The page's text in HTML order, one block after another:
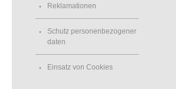
Reklamationen
Schutz personenbezogener
daten
Einsatz von Cookies